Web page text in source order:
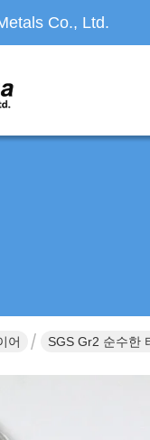
Co., Ltd.
어 SGS Gr2 순수한